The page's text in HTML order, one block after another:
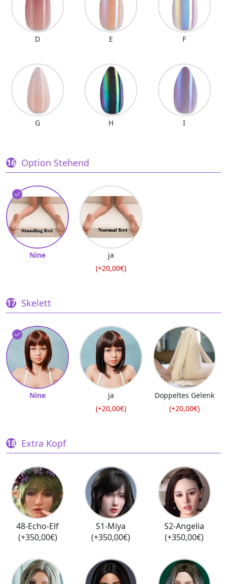
D E F
G H I
Option Stehend
Nine
ja
(+20,00€)
Skelett
Nine
ja
(+20,00€)
Doppeltes Gelenk
(+20,00€)
Extra Kopf
48-Echo-Elf
(+350,00€)
S1-Miya
(+350,00€)
S2-Angelia
(+350,00€)